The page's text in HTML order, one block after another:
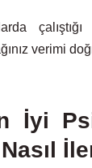
verimi
İyi